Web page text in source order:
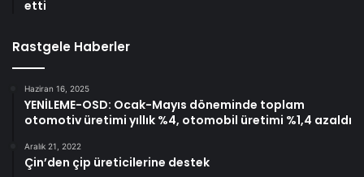
etti
Rastgele Haberler
Haziran 16, 2025
YENİLEME-OSD: Ocak-Mayıs döneminde toplam
otomotiv üretimi yıllık %4, otomobil üretimi %1,4 azaldı
Aralık 21, 2022
Çin’den çip üreticilerine destek